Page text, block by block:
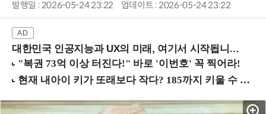
발행일 : 2026-05-24 23:22 업데이트 : 2026-05-24 23:22
대한민국 인공지능과 UX의 미래, 여기서 시작됩니다! (9/2 강남역)